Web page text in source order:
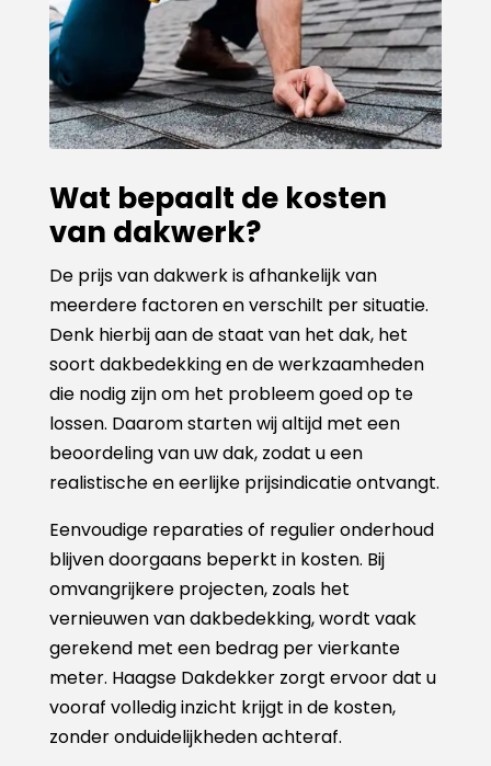
Wat bepaalt de kosten
van dakwerk?
De prijs van dakwerk is afhankelijk van
meerdere factoren en verschilt per situatie.
Denk hierbij aan de staat van het dak, het
soort dakbedekking en de werkzaamheden
die nodig zijn om het probleem goed op te
lossen. Daarom starten wij altijd met een
beoordeling van uw dak, zodat u een
realistische en eerlijke prijsindicatie ontvangt.
Eenvoudige reparaties of regulier onderhoud
blijven doorgaans beperkt in kosten. Bij
omvangrijkere projecten, zoals het
vernieuwen van dakbedekking, wordt vaak
gerekend met een bedrag per vierkante
meter. Haagse Dakdekker zorgt ervoor dat u
vooraf volledig inzicht krijgt in de kosten,
zonder onduidelijkheden achteraf.